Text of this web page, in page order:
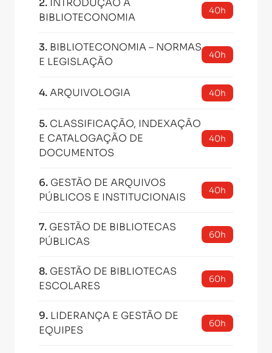
2. INTRODUÇÃO A
BIBLIOTECONOMIA
40h
3. BIBLIOTECONOMIA – NORMAS
E LEGISLAÇÃO
40h
4.ARQUIVOLOGIA 40h
5. CLASSIFICAÇÃO, INDEXAÇÃO
E CATALOGAÇÃO DE
DOCUMENTOS
40h
6. GESTÃO DE ARQUIVOS
PÚBLICOS E INSTITUCIONAIS
40h
7. GESTÃO DE BIBLIOTECAS
PÚBLICAS
60h
8. GESTÃO DE BIBLIOTECAS
ESCOLARES
60h
9. LIDERANÇA E GESTÃO DE
EQUIPES
60h